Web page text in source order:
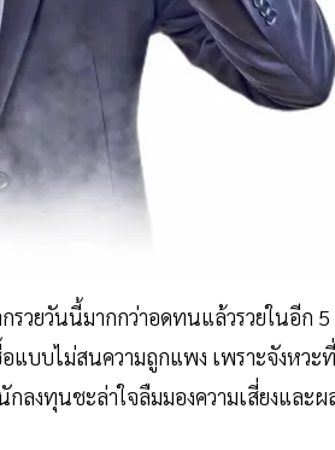
รวยวันนี้มากกว่าอดทนแล้วรวยในอีก
บบไม่สนความถูกแพง เพราะจังหวะ
งทุนชะล่าใจลืมมองความเสี่ยงและผ